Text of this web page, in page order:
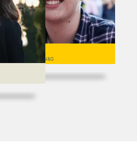
Niek
VWO 6, N&T/N&G